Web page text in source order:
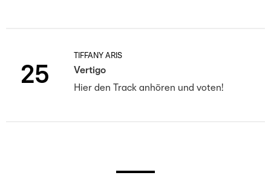
25
TIFFANY ARIS
Vertigo
Hier den Track anhören und voten!